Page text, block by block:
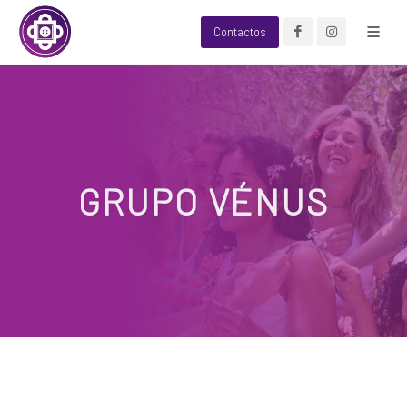
Contactos
GRUPO VÉNUS